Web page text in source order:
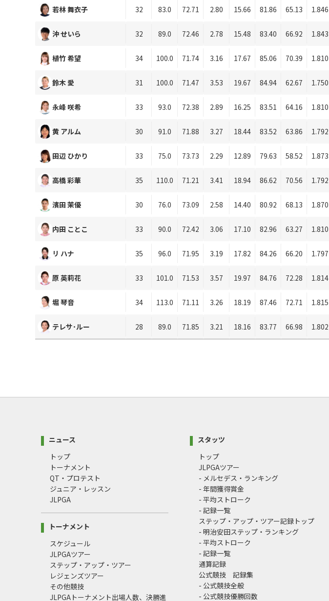
若林 舞衣子 32 83.0 72.71 2.80 15.66 81.86 65.13 1.846
沖 せいら 32 89.0 72.46 2.78 15.48 83.40 66.92 1.843
植竹 希望 34 100.0 71.74 3.16 17.67 85.06 70.39 1.810
鈴木 愛 31 100.0 71.47 3.53 19.67 84.94 62.67 1.750
永峰 咲希 33 93.0 72.38 2.89 16.25 83.51 64.16 1.810
黄 アルム 30 91.0 71.88 3.27 18.44 83.52 63.86 1.792
田辺 ひかり 33 75.0 73.73 2.29 12.89 79.63 58.52 1.873
高橋 彩華 35 110.0 71.21 3.41 18.94 86.62 70.56 1.792
濱田 茉優 30 76.0 73.09 2.58 14.40 80.92 68.13 1.870
内田 ことこ 33 90.0 72.42 3.06 17.10 82.96 63.27 1.810
リ ハナ 35 96.0 71.95 3.19 17.82 84.26 66.20 1.797
原 英莉花 33 101.0 71.53 3.57 19.97 84.76 72.28 1.814
堀 琴音 34 113.0 71.11 3.26 18.19 87.46 72.71 1.815
テレサ･ルー 28 89.0 71.85 3.21 18.16 83.77 66.98 1.802
ニュース
トップ
トーナメント
QT・プロテスト
ジュニア・レッスン
JLPGA
トーナメント
スケジュール
JLPGAツアー
ステップ・アップ・ツアー
レジェンズツアー
その他競技
JLPGAトーナメント出場人数、決勝進
スタッツ
トップ
JLPGAツアー
- メルセデス・ランキング
- 年間獲得賞金
- 平均ストローク
- 記録一覧
ステップ・アップ・ツアー記録トップ
- 明治安田ステップ・ランキング
- 平均ストローク
- 記録一覧
通算記録
公式競技 記録集
- 公式競技全般
- 公式競技優勝回数